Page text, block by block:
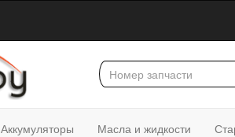
Аккумуляторы Масла и жидкости